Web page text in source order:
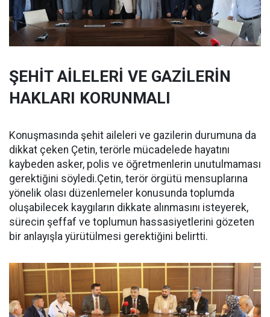
ŞEHİT AİLELERİ VE GAZİLERİN
HAKLARI KORUNMALI
Konuşmasında şehit aileleri ve gazilerin durumuna da
dikkat çeken Çetin, terörle mücadelede hayatını
kaybeden asker, polis ve öğretmenlerin unutulmaması
gerektiğini söyledi.Çetin, terör örgütü mensuplarına
yönelik olası düzenlemeler konusunda toplumda
oluşabilecek kaygıların dikkate alınmasını isteyerek,
sürecin şeffaf ve toplumun hassasiyetlerini gözeten
bir anlayışla yürütülmesi gerektiğini belirtti.